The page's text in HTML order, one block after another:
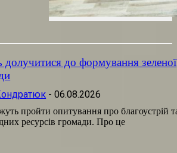
до формування зеленої
- 06.08.2026
пройти опитування про благоустрій
ресурсів громади. Про це